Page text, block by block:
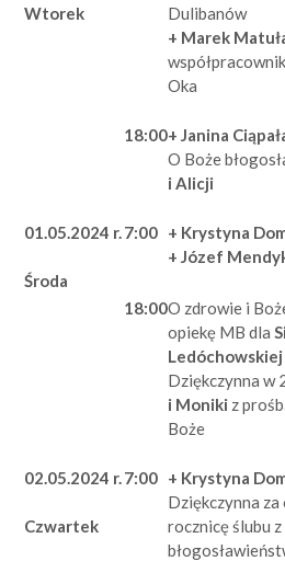
Wtorek
Dulibanów
+ Marek
Oka
18:00+ Janina
O Boże
i Alicji
01.05.2024 r.
Środa
7:00 + Krystyna
+ Józef
18:00O zdrowie i
opiekę MB dla
Ledóchowskiej
Dziękczynna w
i Moniki z
Boże
02.05.2024 r.
Czwartek
7:00 + Krystyna
Dziękczynna za
rocznicę ślubu